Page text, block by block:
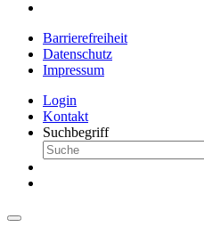
Barrierefreiheit
Datenschutz
Impressum
Login
Kontakt
Suchbegriff